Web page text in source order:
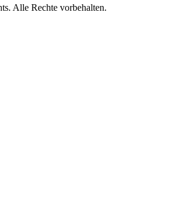
Alle Rechte vorbehalten.